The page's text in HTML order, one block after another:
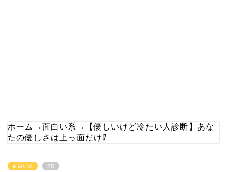
ホーム → 面白い系 →
【優しいけど冷たい人診断】あな
たの優しさは上っ面だけ⁉
面白い系 PR